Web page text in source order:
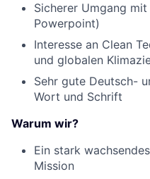
Sicherer Umgang
Powerpoint)
Interesse an Clean
und globalen
Sehr gute Deutsch-
Wort und Schrift
Warum wir?
Ein stark
Mission